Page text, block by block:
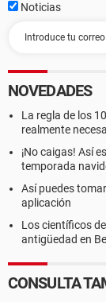
Noticias
NOVEDADES
La regla de los
realmente
¡No caigas! Así
temporada
Así puedes
aplicación
Los científicos
antigüedad en
CONSULTA